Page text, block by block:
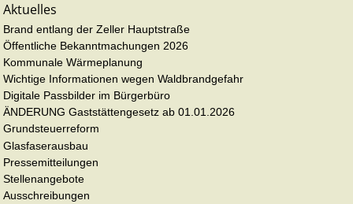
Aktuelles
Brand entlang der Zeller Hauptstraße
Öffentliche Bekanntmachungen 2026
Kommunale Wärmeplanung
Wichtige Informationen wegen Waldbrandgefahr
Digitale Passbilder im Bürgerbüro
ÄNDERUNG Gaststättengesetz ab 01.01.2026
Grundsteuerreform
Glasfaserausbau
Pressemitteilungen
Stellenangebote
Ausschreibungen